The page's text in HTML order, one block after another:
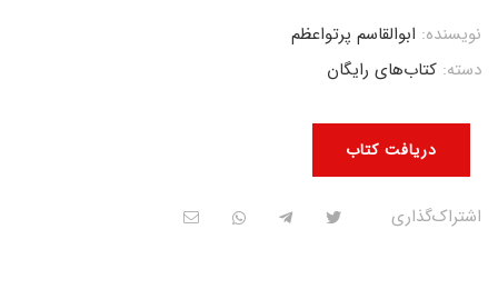
دریافت کتاب
نویسنده: ابوالقاسم پرتواعظم
دسته: کتاب‌های رایگان
اشتراک‌گذاری